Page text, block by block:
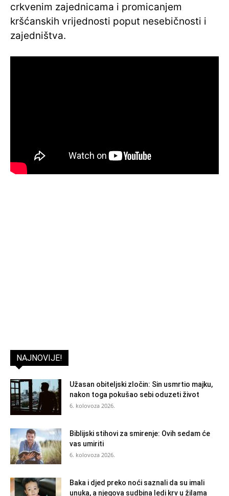
crkvenim zajednicama i promicanjem
kršćanskih vrijednosti poput nesebičnosti i
zajedništva.
NAJNOVIJE!
Užasan obiteljski zločin: Sin usmrtio majku,
nakon toga pokušao sebi oduzeti život
6. kolovoza 2026.
Biblijski stihovi za smirenje: Ovih sedam će
vas umiriti
6. kolovoza 2026.
Baka i djed preko noći saznali da su imali
unuka, a njegova sudbina ledi krv u žilama